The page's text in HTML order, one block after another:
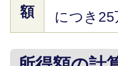
額
につき25